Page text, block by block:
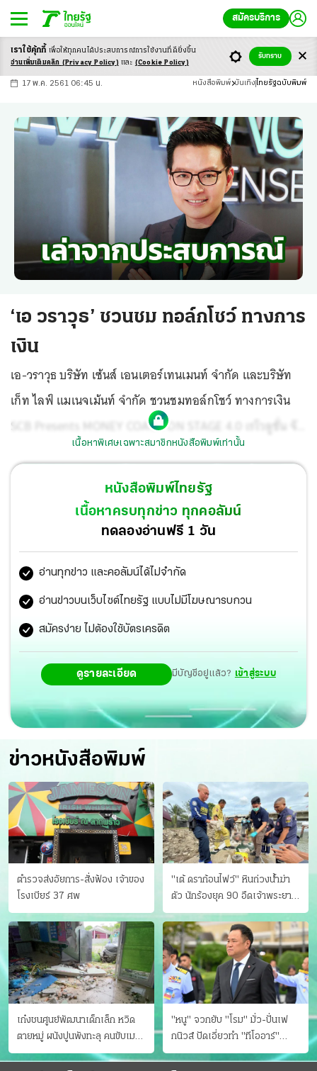
สมัครบริการ
-ก ก ก+
17 พ.ค. 2561 06:45 น. หนังสือพิมพ์ บันเทิง ไทยรัฐฉบับพิมพ์
‘เอ วราวุธ’ ชวนชม ทอล์กโชว์ ทางการ
เงิน
เอ-วราวุธ บริษัท เซ้นส์ เอนเตอร์เทนเมนท์ จำกัด และบริษัท
เก็ท ไลฟ์ แมเนจเม้นท์ จำกัด ชวนชมทอล์กโชว์ ทางการเงิน
SCB Presents MONEY COACH ON STAGE 4.0 เรโวลูชั่น จัด
ขึ้นเป็นครั้งที่ 4 ในตอน “การเงินมีปัญหา ถึงเวลาต้องปฏิวัติ”
โดย จักรพงษ์ เมษพันธุ์ (หนุ่ม เดอะ มันนี่ โค้ช) โค้ชทางด้าน
การเงินที่เคยผ่านประสบการณ์เป็นหนี้นับสิบล้าน เอ เผย...
เนื้อหาพิเศษเฉพาะสมาชิกหนังสือพิมพ์เท่านั้น
หนังสือพิมพ์ไทยรัฐ
เนื้อหาครบทุกข่าว ทุกคอลัมน์
ทดลองอ่านฟรี 1 วัน
อ่านทุกข่าว และคอลัมน์ได้ไม่จำกัด
อ่านข่าวบนเว็บไซต์ไทยรัฐ แบบไม่มีโฆษณารบกวน
สมัครง่าย ไม่ต้องใช้บัตรเครดิต
ดูรายละเอียด มีบัญชีอยู่แล้ว? เข้าสู่ระบบ
ข่าวหนังสือพิมพ์
ตำรวจส่งอัยการ-สั่งฟ้อง เจ้าของ
โรงเบียร์ 37 ศพ
"เต้ ดราก้อนไฟว์" หินถ่วงน้ำฆ่า
ตัว นักร้องยุค 90 อืดเจ้าพระยา
แฟนหาตัววุ่น เครียดธุรกิจ!
เก๋งชนศูนย์พัฒนาเด็กเล็ก หวิด
ตายหมู่ ผนังปูนพังทะลุ คนขับเมา
ยา
"หนู" จวกยับ "โรม" มั่ว-ปั่นเฟ
กนิวส์ ปัดเอี่ยวทํา "ทีโออาร์"
ต้นทางโกงสอบฉาว
เราใช้คุ้กกี้ เพื่อให้ทุกคนได้ประสบการณ์การใช้งานที่ดียิ่งขึ้น
อ่านเพิ่มเติมคลิก (Privacy Policy) และ (Cookie Policy)
รับทราบ